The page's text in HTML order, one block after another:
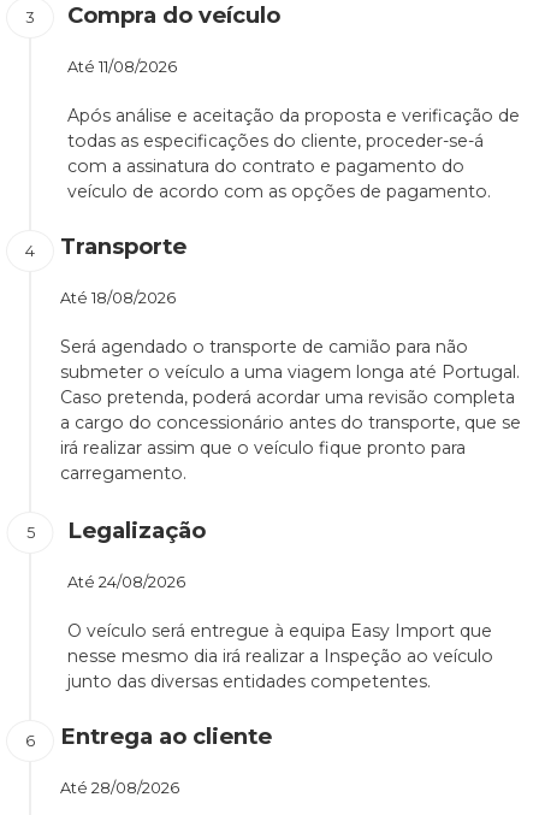
Compra do veículo
Até 11/08/2026
Após análise e aceitação da proposta e verificação de
todas as especificações do cliente, proceder-se-á
com a assinatura do contrato e pagamento do
veículo de acordo com as opções de pagamento.
Transporte
Até 18/08/2026
Será agendado o transporte de camião para não
submeter o veículo a uma viagem longa até Portugal.
Caso pretenda, poderá acordar uma revisão completa
a cargo do concessionário antes do transporte, que se
irá realizar assim que o veículo fique pronto para
carregamento.
Legalização
Até 24/08/2026
O veículo será entregue à equipa Easy Import que
nesse mesmo dia irá realizar a Inspeção ao veículo
junto das diversas entidades competentes.
Entrega ao cliente
Até 28/08/2026